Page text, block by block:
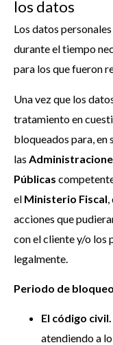
los datos
Los datos
durante el tiempo
para los que fueron
Una vez que los
tratamiento en
bloqueados para, en
las
Públicas
el Ministerio Fiscal
acciones que
con el cliente y/o los
legalmente.
Periodo de
El código civil.
atendiendo a